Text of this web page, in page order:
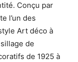
Conçu par
l’un des
Art déco à
de
de 1925 à